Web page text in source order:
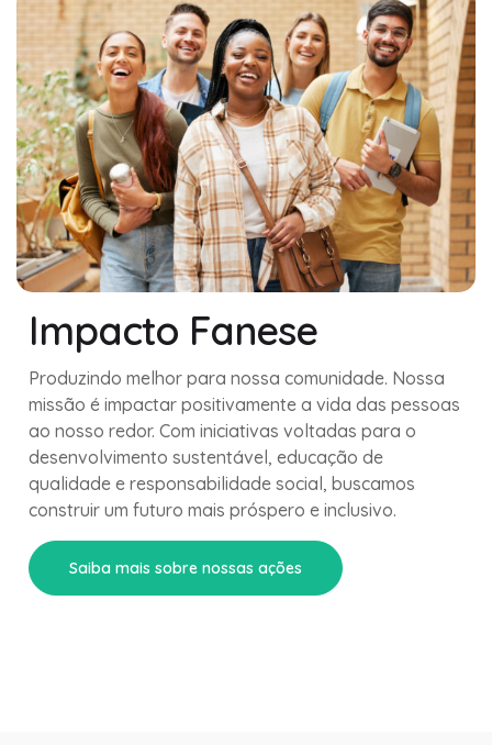
Impacto Fanese
Produzindo melhor para nossa comunidade. Nossa
missão é impactar positivamente a vida das pessoas
ao nosso redor. Com iniciativas voltadas para o
desenvolvimento sustentável, educação de
qualidade e responsabilidade social, buscamos
construir um futuro mais próspero e inclusivo.
Saiba mais sobre nossas ações